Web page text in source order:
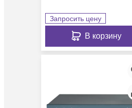
Запросить цену
В корзину